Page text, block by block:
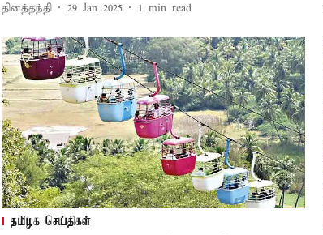
தினத்தந்தி 29 Jan 2025 1 min read
தமிழக செய்திகள்